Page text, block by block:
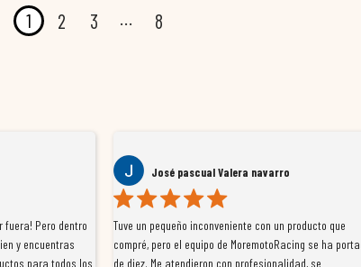
1 2 3 8
fuera! Pero dentro
y encuentras
para todos los
José pascual Valera navarro
Tuve un pequeño inconveniente con un producto que
compré, pero el equipo de MoremotoRacing se ha
de diez. Me atendieron con profesionalidad, se